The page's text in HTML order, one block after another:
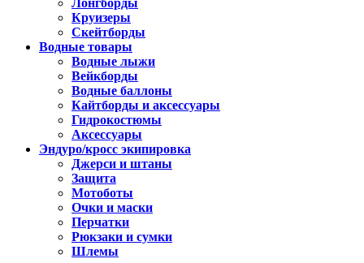
Лонгборды
Круизеры
Скейтборды
Водные товары
Водные лыжи
Вейкборды
Водные баллоны
Кайтборды и аксессуары
Гидрокостюмы
Аксессуары
Эндуро/кросс экипировка
Джерси и штаны
Защита
Мотоботы
Очки и маски
Перчатки
Рюкзаки и сумки
Шлемы